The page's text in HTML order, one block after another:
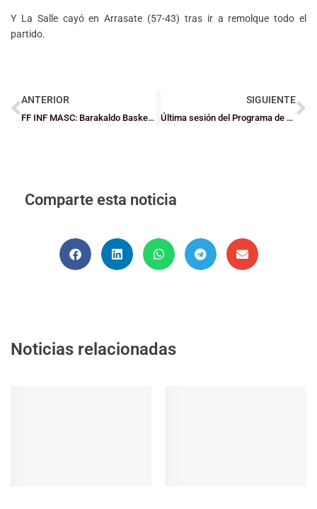
Y La Salle cayó en Arrasate (57-43) tras ir a remolque todo el
partido.
ANTERIOR
FF INF MASC: Barakaldo Basket cumple los pronósticos y se proclama campeón
SIGUIENTE
Última sesión del Programa de Tecnificación 2024
Comparte esta noticia
Noticias relacionadas